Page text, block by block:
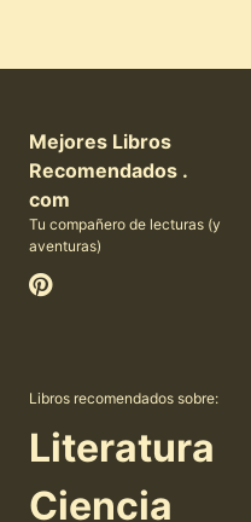
Mejores Libros
Recomendados .
com
Tu compañero de lecturas (y
aventuras)
Libros recomendados sobre:
Literatura
Ciencia